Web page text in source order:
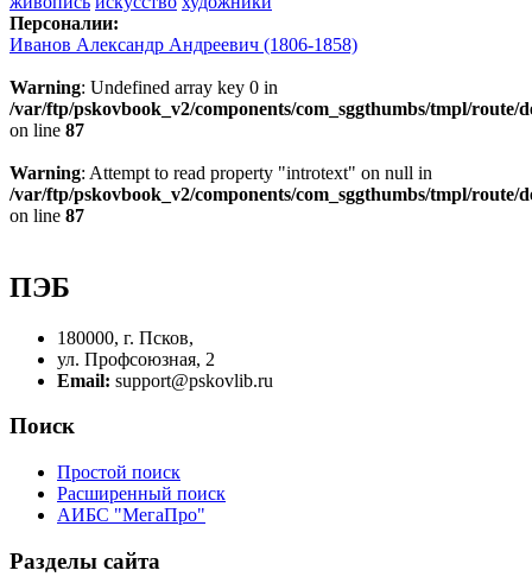
Персоналии:
Иванов Александр Андреевич (1806-1858)
Warning: Undefined array key 0 in
/var/ftp/pskovbook_v2/components/com_sggthumbs/tmpl/route/
on line 87
Warning: Attempt to read property "introtext" on null in
/var/ftp/pskovbook_v2/components/com_sggthumbs/tmpl/route/
on line 87
ПЭБ
180000, г. Псков,
ул. Профсоюзная, 2
Email: support@pskovlib.ru
Поиск
Простой поиск
Расширенный поиск
АИБС "МегаПро"
Разделы сайта